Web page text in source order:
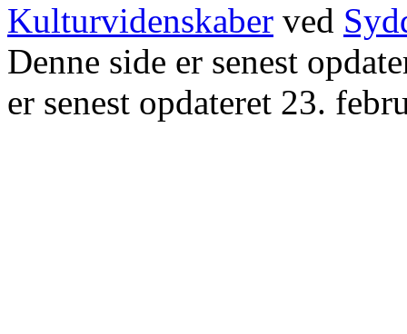
Kulturvidenskaber ved
Denne side er senest
er senest opdateret 23.